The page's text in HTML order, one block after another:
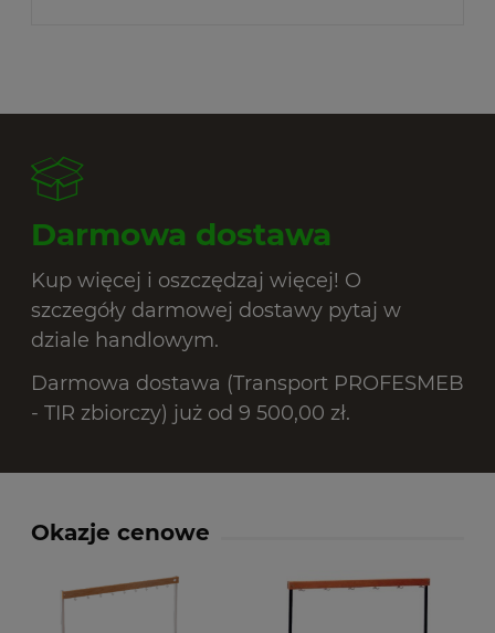
Darmowa dostawa
Kup więcej i oszczędzaj więcej! O
szczegóły darmowej dostawy pytaj w
dziale handlowym.
Darmowa dostawa (Transport PROFESMEB
- TIR zbiorczy) już od 9 500,00 zł.
Okazje cenowe